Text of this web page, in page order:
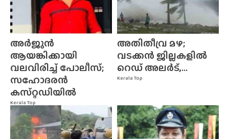
Kerala Top
അർജുൻ
ആയങ്കിക്കായി
വലവിരിച്ച് പോലീസ്;
സഹോദരൻ
കസ്‌റ്റഡിയിൽ
Kerala Top
അതിതീവ്ര മഴ;
വടക്കൻ ജില്ലകളിൽ
റെഡ് അലർട്,...